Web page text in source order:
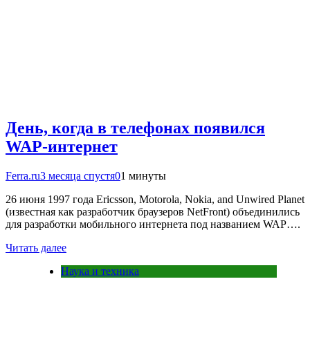
День, когда в телефонах появился
WAP-интернет
Ferra.ru3 месяца спустя01 минуты
26 июня 1997 года Ericsson, Motorola, Nokia, and Unwired Planet
(известная как разработчик браузеров NetFront) объединились
для разработки мобильного интернета под названием WAP….
Читать далее
Наука и техника